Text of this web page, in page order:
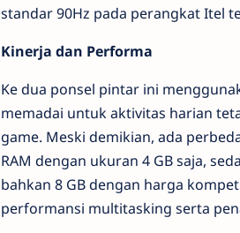
standar 90Hz pada perangkat Itel
Kinerja dan Performa
Ke dua ponsel pintar ini
memadai untuk aktivitas harian
game. Meski demikian, ada
RAM dengan ukuran 4 GB saja,
bahkan 8 GB dengan harga
performansi multitasking serta